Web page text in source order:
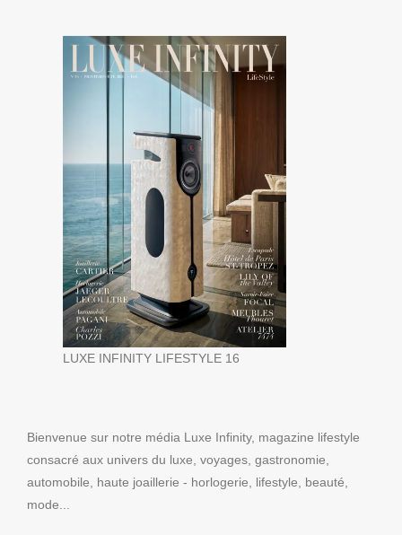
LUXE INFINITY LIFESTYLE 16
Bienvenue sur notre média Luxe Infinity, magazine lifestyle
consacré aux univers du luxe, voyages, gastronomie,
automobile, haute joaillerie - horlogerie, lifestyle, beauté,
mode...